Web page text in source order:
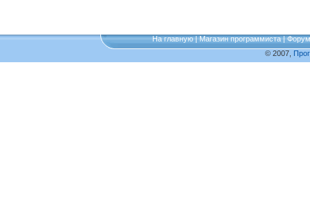
На главную|Магазин программиста|Форум
© 2007,